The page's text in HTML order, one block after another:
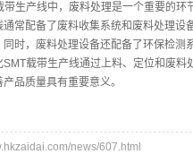
产线中，废料处理是一个重要的环
通常配备了废料收集系统和废料处理
时，废料处理设备还配备了环保检测
载带生产线通过上料、定位和废料
品质量具有重要意义。
news/607.html